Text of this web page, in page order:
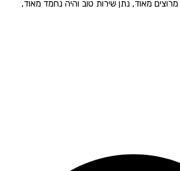
מאוד, נתן שירות טוב והיה נחמד מאוד,